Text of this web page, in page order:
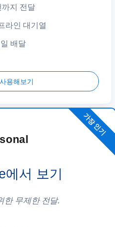
까지 전달
라인 대기열
배달
용해보기
가장 인기
에서 보기
한 무제한 전달.